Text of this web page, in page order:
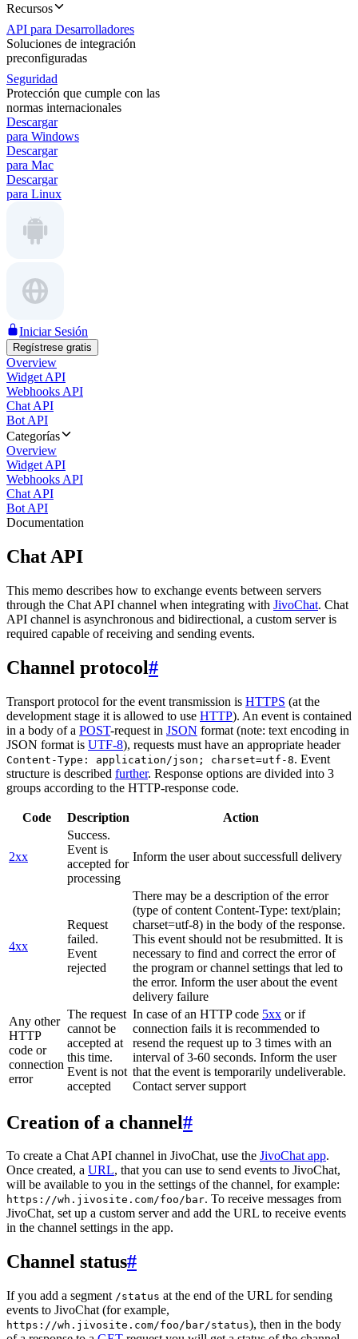
Recursos
API para Desarrolladores
Soluciones de integración
preconfiguradas
Seguridad
Protección que cumple con las
normas internacionales
Descargar
para Windows
Descargar
para Mac
Descargar
para Linux
Iniciar Sesión
Regístrese gratis
Overview
Widget API
Webhooks API
Chat API
Bot API
Categorías
Overview
Widget API
Webhooks API
Chat API
Bot API
Documentation
Chat API
This memo describes how to exchange events between servers
through the Chat API channel when integrating with JivoChat. Chat
API channel is asynchronous and bidirectional, a custom server is
required capable of receiving and sending events.
Channel protocol#
Transport protocol for the event transmission is HTTPS (at the
development stage it is allowed to use HTTP). An event is contained
in a body of a POST-request in JSON format (note: text encoding in
JSON format is UTF-8), requests must have an appropriate header
Content-Type: application/json; charset=utf-8. Event
structure is described further. Response options are divided into 3
groups according to the HTTP-response code.
Code Description Action
2xx
Success.
Event is
accepted for
processing
Inform the user about successfull delivery
4xx
Request
failed.
Event
rejected
There may be a description of the error
(type of content Content-Type: text/plain;
charset=utf-8) in the body of the response.
This event should not be resubmitted. It is
necessary to find and correct the error of
the program or channel settings that led to
the error. Inform the user about the event
delivery failure
Any other
HTTP
code or
connection
error
The request
cannot be
accepted at
this time.
Event is not
accepted
In case of an HTTP code 5xx or if
connection fails it is recommended to
resend the request up to 3 times with an
interval of 3-60 seconds. Inform the user
that the event is temporarily undeliverable.
Contact server support
Creation of a channel#
To create a Chat API channel in JivoChat, use the JivoChat app.
Once created, a URL, that you can use to send events to JivoChat,
will be available to you in the settings of the channel, for example:
https://wh.jivosite.com/foo/bar. To receive messages from
JivoChat, set up a custom server and add the URL to receive events
in the channel settings in the app.
Channel status#
If you add a segment /status at the end of the URL for sending
events to JivoChat (for example,
https://wh.jivosite.com/foo/bar/status), then in the body